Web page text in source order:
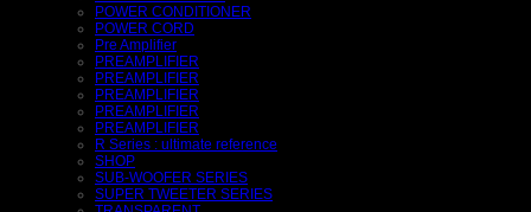
POWER CONDITIONER
POWER CORD
Pre Amplifier
PREAMPLIFIER
PREAMPLIFIER
PREAMPLIFIER
PREAMPLIFIER
PREAMPLIFIER
R Series : ultimate reference
SHOP
SUB-WOOFER SERIES
SUPER TWEETER SERIES